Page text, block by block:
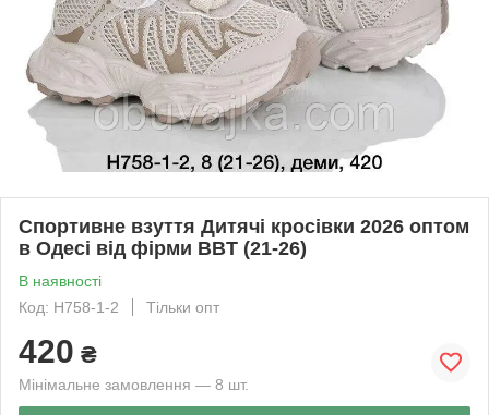
Спортивне взуття Дитячі кросівки 2026 оптом
в Одесі від фірми BBT (21-26)
В наявності
Код: H758-1-2
Тільки опт
420 ₴
Мінімальне замовлення — 8 шт.